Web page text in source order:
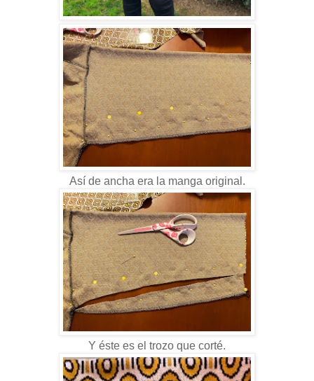
Así de ancha era la manga original.
Y éste es el trozo que corté.